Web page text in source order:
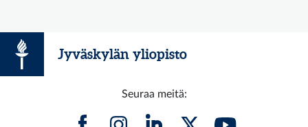
Jyväskylän yliopisto
Seuraa meitä: